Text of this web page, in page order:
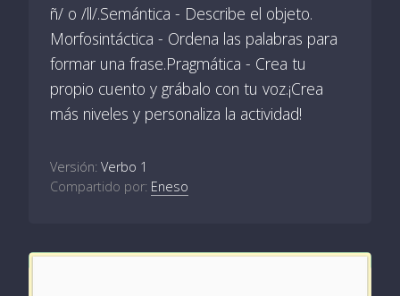
ñ/ o /ll/.Semántica - Describe el objeto.
Morfosintáctica - Ordena las palabras para
formar una frase.Pragmática - Crea tu
propio cuento y grábalo con tu voz.¡Crea
más niveles y personaliza la actividad!
Versión: Verbo 1
Compartido por: Eneso